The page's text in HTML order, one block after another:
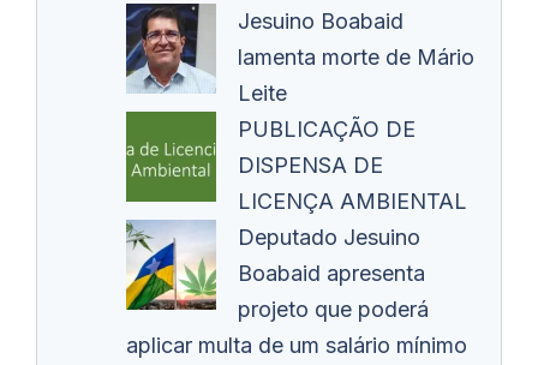
Jesuino Boabaid
lamenta morte de Mário
Leite
PUBLICAÇÃO DE
DISPENSA DE
LICENÇA AMBIENTAL
Deputado Jesuino
Boabaid apresenta
projeto que poderá
aplicar multa de um salário mínimo